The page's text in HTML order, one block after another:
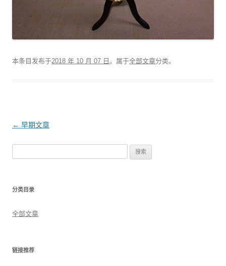
本条目发布于2018 年 10 月 07 日 。属于全部文章分类。
文
← 早期文章
分类目录
全部文章
链接推荐